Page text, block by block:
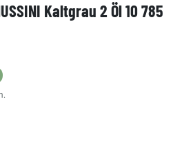
Kaltgrau 2 Öl 10 785